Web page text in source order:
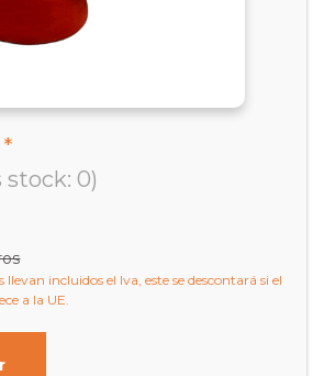
stock: 0)
llevan incluidos el Iva, este se descontará si el
a la UE.